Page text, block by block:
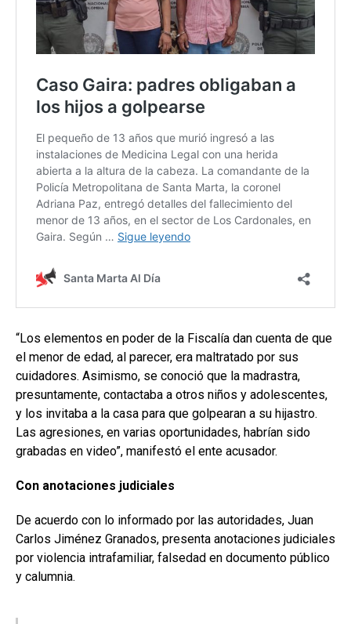
“Los elementos en poder de la Fiscalía dan cuenta de que
el menor de edad, al parecer, era maltratado por sus
cuidadores. Asimismo, se conoció que la madrastra,
presuntamente, contactaba a otros niños y adolescentes,
y los invitaba a la casa para que golpearan a su hijastro.
Las agresiones, en varias oportunidades, habrían sido
grabadas en video”, manifestó el ente acusador.
Con anotaciones judiciales
De acuerdo con lo informado por las autoridades, Juan
Carlos Jiménez Granados, presenta anotaciones judiciales
por violencia intrafamiliar, falsedad en documento público
y calumnia.